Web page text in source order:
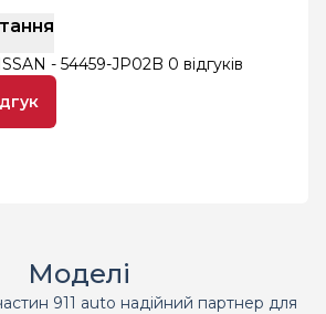
- 54459-JP02B 0 відгуків
Моделі
911 auto надійний партнер для